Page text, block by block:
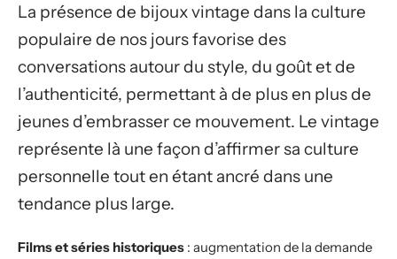
La présence de bijoux vintage dans la culture
populaire de nos jours favorise des
conversations autour du style, du goût et de
l’authenticité, permettant à de plus en plus de
jeunes d’embrasser ce mouvement. Le vintage
représente là une façon d’affirmer sa culture
personnelle tout en étant ancré dans une
tendance plus large.
Films et séries historiques : augmentation de la demande